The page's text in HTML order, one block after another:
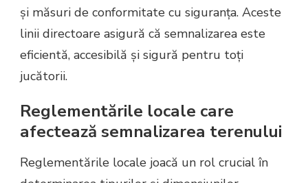
și măsuri de conformitate cu siguranța. Aceste
linii directoare asigură că semnalizarea este
eficientă, accesibilă și sigură pentru toți
jucătorii.
Reglementările locale care
afectează semnalizarea terenului
Reglementările locale joacă un rol crucial în